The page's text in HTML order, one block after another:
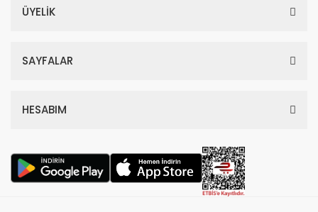
ÜYELİK
SAYFALAR
HESABIM